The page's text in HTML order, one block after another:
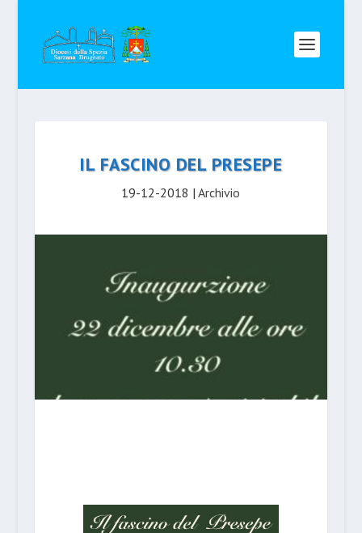
IL FASCINO DEL PRESEPE
19-12-2018 |Archivio